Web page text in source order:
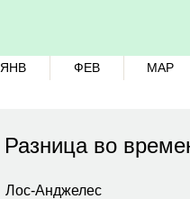
ЯНВ ФЕВ МАР
Разница во
Лос-Анджелес